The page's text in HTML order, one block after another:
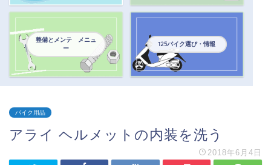
整備とメンテ メニュ
ー
125バイク選び・情報
バイク用品
アライ ヘルメットの内装を洗う
2018年6月4日